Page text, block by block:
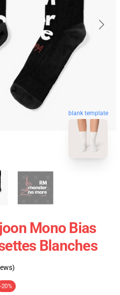
blank template
Mono Bias
Blanches
-20%